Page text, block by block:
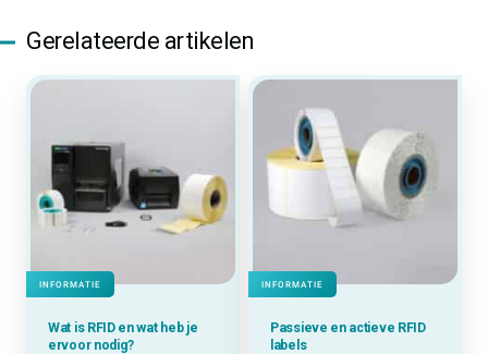
Gerelateerde artikelen
INFORMATIE
Wat is RFID en wat heb je
ervoor nodig?
INFORMATIE
Passieve en actieve RFID
labels